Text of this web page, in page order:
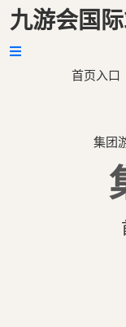
九游会国
首页入口
集团